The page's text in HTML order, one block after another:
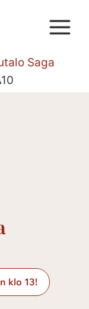
Saga
klo 13!